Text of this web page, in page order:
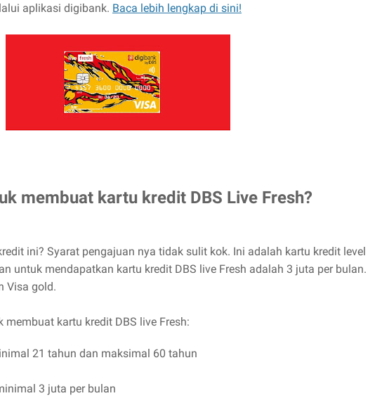
aplikasi digibank. Baca lebih lengkap di sini!
membuat kartu kredit DBS Live Fresh?
ini? Syarat pengajuan nya tidak sulit kok. Ini adalah kartu kredit level
untuk mendapatkan kartu kredit DBS live Fresh adalah 3 juta per bulan.
Visa gold.
kartu kredit DBS live Fresh:
21 tahun dan maksimal 60 tahun
3 juta per bulan